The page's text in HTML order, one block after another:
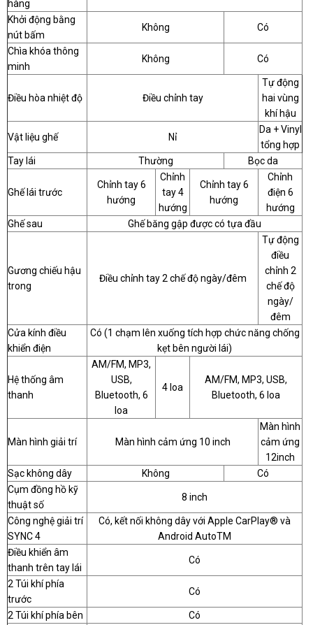
hàng
Khởi động bằng
nút bấm
Không Có
Chìa khóa thông
minh
Không Có
Điều hòa nhiệt độ Điều chỉnh tay
Tự động
hai vùng
khí hậu
Vật liệu ghế Nỉ
Da + Vinyl
tổng hợp
Tay lái
Thường Bọc da
Ghế lái trước
Chỉnh tay 6
hướng
Chỉnh
tay 4
hướng
Chỉnh tay 6
hướng
Chỉnh
điện 6
hướng
Ghế sau
Ghế băng gập được có tựa đầu
Gương chiếu hậu
trong
Điều chỉnh tay 2 chế độ ngày/đêm
Tự động
điều
chỉnh 2
chế độ
ngày/
đêm
Cửa kính điều
khiển điện
Có (1 chạm lên xuống tích hợp chức năng chống
kẹt bên người lái)
Hệ thống âm
thanh
AM/FM, MP3,
USB,
Bluetooth, 6
loa
4 loa
AM/FM, MP3, USB,
Bluetooth, 6 loa
Màn hình giải trí Màn hình cảm ứng 10 inch
Màn hình
cảm ứng
12inch
Sạc không dây
Không
Có
Cụm đồng hồ kỹ
thuật số
8 inch
Công nghệ giải trí
SYNC 4
Có, kết nối không dây với Apple CarPlay® và
Android AutoTM
Điều khiển âm
thanh trên tay lái
Có
2 Túi khí phía
trước
Có
2 Túi khí phía bên
Có